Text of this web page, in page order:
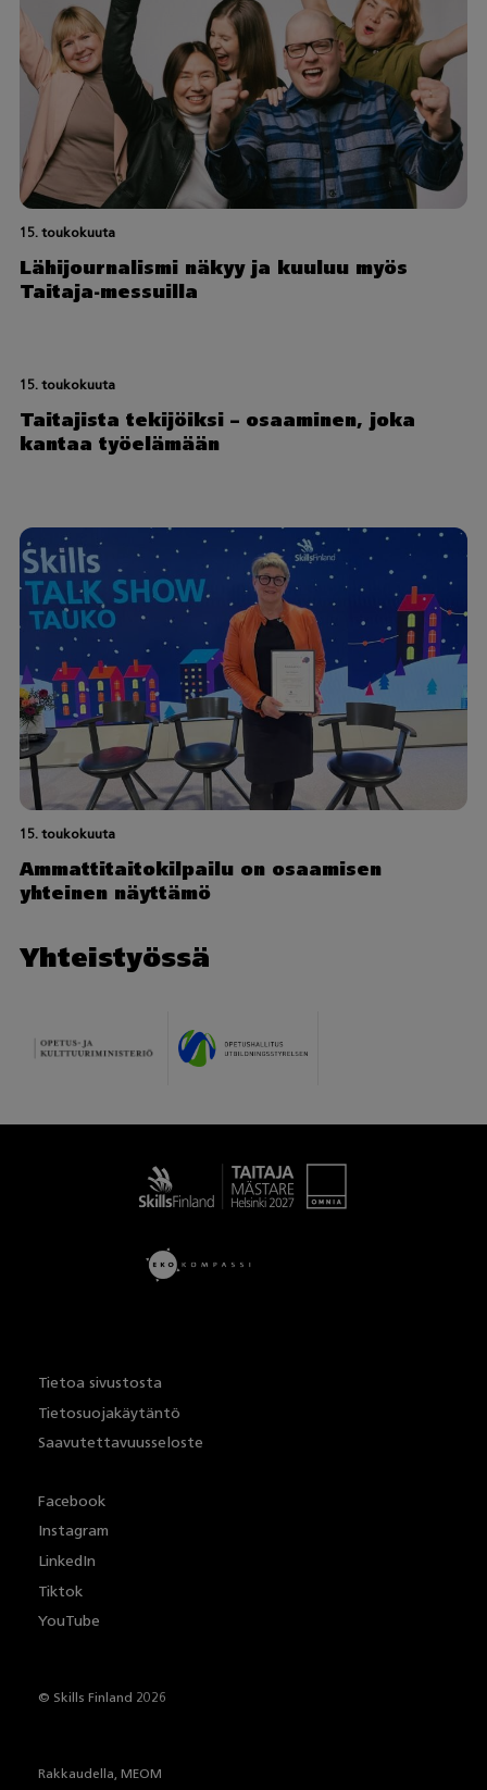
15. toukokuuta
Lähijournalismi näkyy ja kuuluu myös
Taitaja-messuilla
15. toukokuuta
Taitajista tekijöiksi – osaaminen, joka
kantaa työelämään
15. toukokuuta
Ammattitaitokilpailu on osaamisen
yhteinen näyttämö
Yhteistyössä
Tietoa sivustosta
Tietosuojakäytäntö
Saavutettavuusseloste
Facebook
Instagram
LinkedIn
Tiktok
YouTube
© Skills Finland 2026
Rakkaudella, MEOM